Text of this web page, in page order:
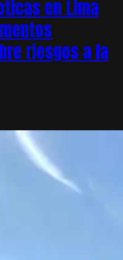
en Lima
riesgos a la